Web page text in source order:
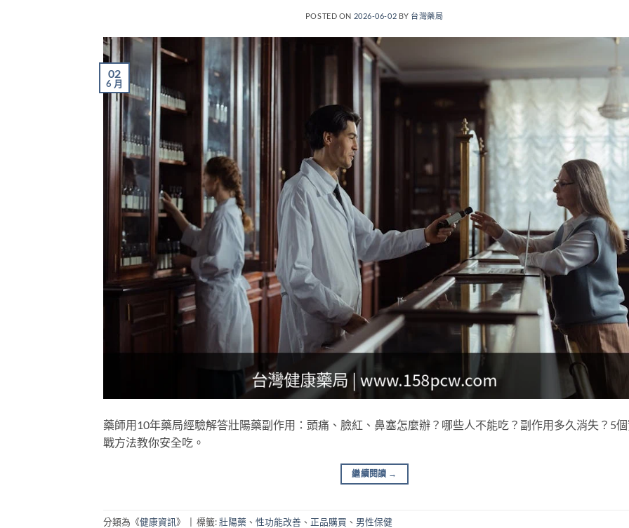
POSTED ON 2026-06-02 BY 台灣藥局
02
6 月
藥師用10年藥局經驗解答壯陽藥副作用：頭痛、臉紅、鼻塞怎麼辦？哪些人不能吃？副作用多久消失？5
戰方法教你安全吃。
繼續閱讀 →
分類為《健康資訊》 標籤:壯陽藥 、 性功能改善 、 正品購買 、 男性保健